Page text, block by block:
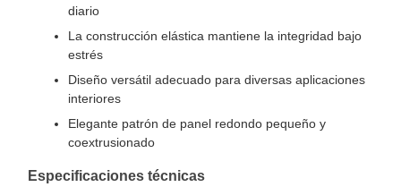
diario
La construcción elástica mantiene la integridad bajo
estrés
Diseño versátil adecuado para diversas aplicaciones
interiores
Elegante patrón de panel redondo pequeño y
coextrusionado
Especificaciones técnicas